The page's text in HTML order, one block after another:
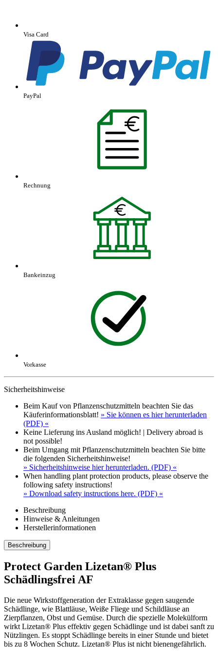
Visa Card
PayPal
Rechnung
Bankeinzug
Vorkasse
Sicherheitshinweise
Beim Kauf von Pflanzenschutzmitteln beachten Sie das
Käuferinformationsblatt! » Sie können es hier herunterladen
(PDF) «
Keine Lieferung ins Ausland möglich! | Delivery abroad is
not possible!
Beim Umgang mit Pflanzenschutzmitteln beachten Sie bitte
die folgenden Sicherheitshinweise!
» Sicherheitshinweise hier herunterladen. (PDF) «
When handling plant protection products, please observe the
following safety instructions!
» Download safety instructions here. (PDF) «
Beschreibung
Hinweise & Anleitungen
Herstellerinformationen
Beschreibung
Protect Garden Lizetan® Plus
Schädlingsfrei AF
Die neue Wirkstoffgeneration der Extraklasse gegen saugende
Schädlinge, wie Blattläuse, Weiße Fliege und Schildläuse an
Zierpflanzen, Obst und Gemüse. Durch die spezielle Molekülform
wirkt Lizetan® Plus effektiv gegen Schädlinge und ist dabei sanft zu
Nützlingen. Es stoppt Schädlinge bereits in einer Stunde und bietet
bis zu 8 Wochen Schutz. Lizetan® Plus ist nicht bienengefährlich.